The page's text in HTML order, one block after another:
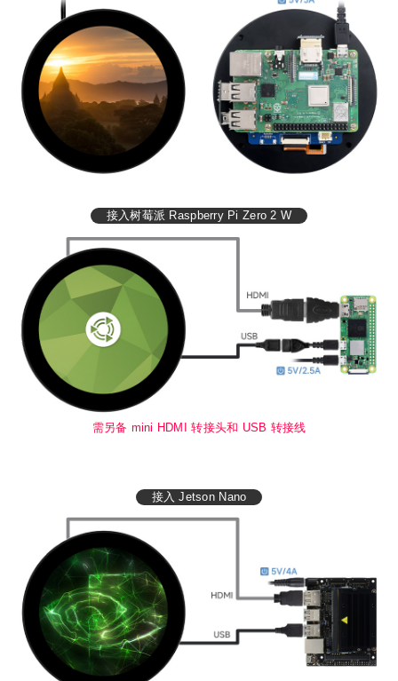
接入树莓派 Raspberry Pi Zero 2 W
需另备 mini HDMI 转接头和 USB 转接线
接入 Jetson Nano